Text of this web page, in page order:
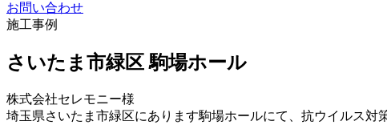
お問い合わせ
施工事例
さいたま市緑区 駒場ホール
株式会社セレモニー様
埼玉県さいたま市緑区にあります駒場ホールにて、抗ウイルス対